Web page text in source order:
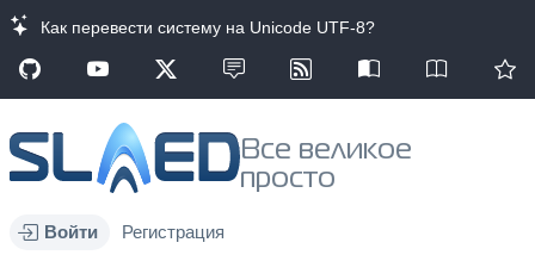
Как перевести систему на Unicode UTF-8?
Все великое
просто
Войти Регистрация